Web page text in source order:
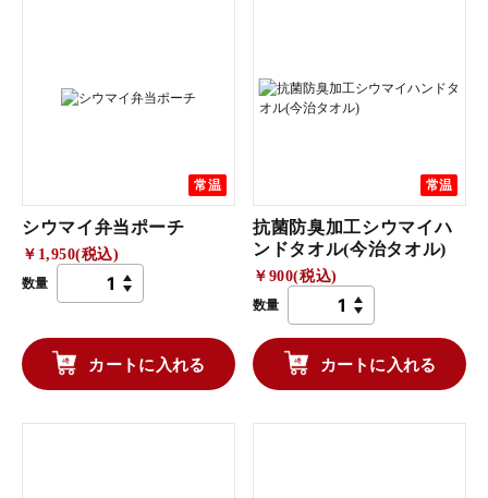
常温
シウマイ弁当ポーチ
￥1,950(税込)
数量
カートに入れる
常温
抗菌防臭加工シウマイハ
ンドタオル(今治タオル)
￥900(税込)
数量
カートに入れる